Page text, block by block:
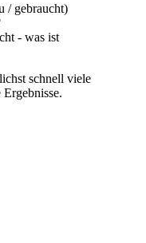
/ gebraucht)
- was ist
schnell viele